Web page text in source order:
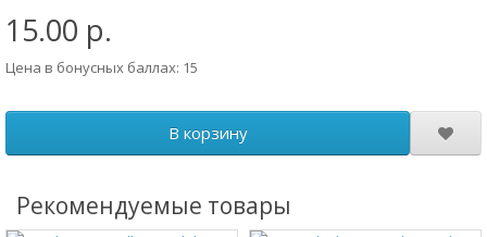
15.00 р.
Цена в бонусных баллах: 15
В корзину
Рекомендуемые товары